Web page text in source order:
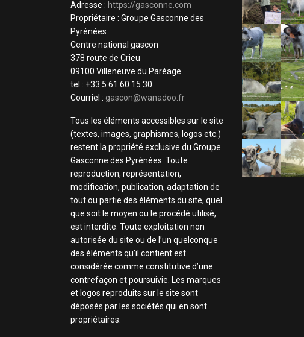
Adresse : https://gasconne.com
Propriétaire : Groupe Gasconne des
Pyrénées
Centre national gascon
378 route de Crieu
09100 Villeneuve du Paréage
tel : +33 5 61 60 15 30
Courriel : gascon@wanadoo.fr
Tous les éléments accessibles sur le site
(textes, images, graphismes, logos etc.)
restent la propriété exclusive du Groupe
Gasconne des Pyrénées. Toute
reproduction, représentation,
modification, publication, adaptation de
tout ou partie des éléments du site, quel
que soit le moyen ou le procédé utilisé,
est interdite. Toute exploitation non
autorisée du site ou de l’un quelconque
des éléments qu’il contient est
considérée comme constitutive d’une
contrefaçon et poursuivie. Les marques
et logos reproduits sur le site sont
déposés par les sociétés qui en sont
propriétaires.